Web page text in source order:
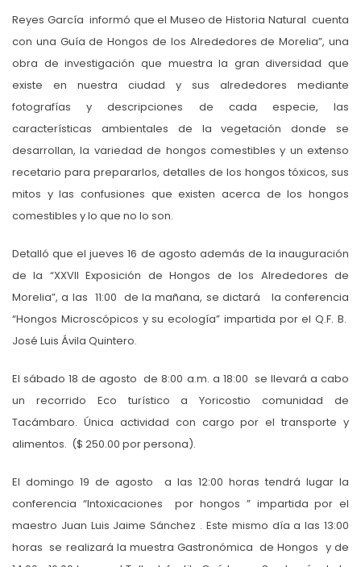
Reyes García informó que el Museo de Historia Natural cuenta
con una Guía de Hongos de los Alrededores de Morelia”, una
obra de investigación que muestra la gran diversidad que
existe en nuestra ciudad y sus alrededores mediante
fotografías y descripciones de cada especie, las
características ambientales de la vegetación donde se
desarrollan, la variedad de hongos comestibles y un extenso
recetario para prepararlos, detalles de los hongos tóxicos, sus
mitos y las confusiones que existen acerca de los hongos
comestibles y lo que no lo son.
Detalló que el jueves 16 de agosto además de la inauguración
de la “XXVII Exposición de Hongos de los Alrededores de
Morelia”, a las 11:00 de la mañana, se dictará la conferencia
“Hongos Microscópicos y su ecología” impartida por el Q.F. B.
José Luis Ávila Quintero.
El sábado 18 de agosto de 8:00 a.m. a 18:00 se llevará a cabo
un recorrido Eco turístico a Yoricostio comunidad de
Tacámbaro. Única actividad con cargo por el transporte y
alimentos. ($ 250.00 por persona).
El domingo 19 de agosto a las 12:00 horas tendrá lugar la
conferencia “Intoxicaciones por hongos ” impartida por el
maestro Juan Luis Jaime Sánchez . Este mismo día a las 13:00
horas se realizará la muestra Gastronómica de Hongos y de